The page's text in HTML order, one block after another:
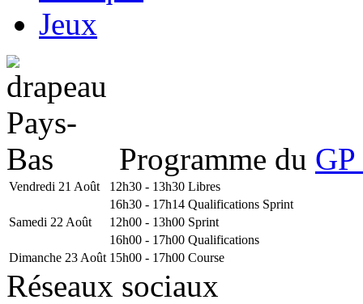
Jeux
Programme du
Vendredi 21 Août 12h30 - 13h30 Libres
16h30 - 17h14 Qualifications Sprint
Samedi 22 Août
12h00 - 13h00 Sprint
16h00 - 17h00 Qualifications
Dimanche 23 Août 15h00 - 17h00 Course
Réseaux sociaux